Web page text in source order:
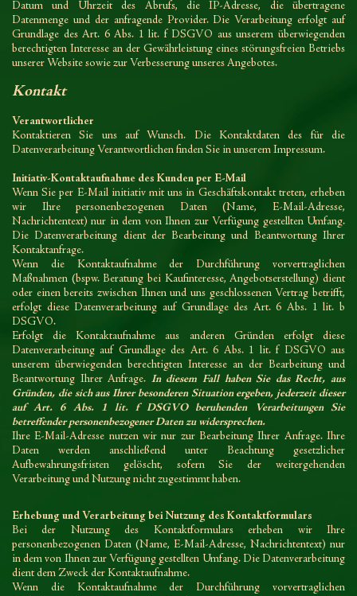
Datum und Uhrzeit des Abrufs, die IP-Adresse, die übertragene
Datenmenge und der anfragende Provider. Die Verarbeitung erfolgt auf
Grundlage des Art. 6 Abs. 1 lit. f DSGVO aus unserem überwiegenden
berechtigten Interesse an der Gewährleistung eines störungsfreien Betriebs
unserer Website sowie zur Verbesserung unseres Angebotes.
Kontakt
Verantwortlicher
Kontaktieren Sie uns auf Wunsch. Die Kontaktdaten des für die
Datenverarbeitung Verantwortlichen finden Sie in unserem Impressum.
Initiativ-Kontaktaufnahme des Kunden per E-Mail
Wenn Sie per E-Mail initiativ mit uns in Geschäftskontakt treten, erheben
wir Ihre personenbezogenen Daten (Name, E-Mail-Adresse,
Nachrichtentext) nur in dem von Ihnen zur Verfügung gestellten Umfang.
Die Datenverarbeitung dient der Bearbeitung und Beantwortung Ihrer
Kontaktanfrage.
Wenn die Kontaktaufnahme der Durchführung vorvertraglichen
Maßnahmen (bspw. Beratung bei Kaufinteresse, Angebotserstellung) dient
oder einen bereits zwischen Ihnen und uns geschlossenen Vertrag betrifft,
erfolgt diese Datenverarbeitung auf Grundlage des Art. 6 Abs. 1 lit. b
DSGVO.
Erfolgt die Kontaktaufnahme aus anderen Gründen erfolgt diese
Datenverarbeitung auf Grundlage des Art. 6 Abs. 1 lit. f DSGVO aus
unserem überwiegenden berechtigten Interesse an der Bearbeitung und
Beantwortung Ihrer Anfrage. In diesem Fall haben Sie das Recht, aus
Gründen, die sich aus Ihrer besonderen Situation ergeben, jederzeit dieser
auf Art. 6 Abs. 1 lit. f DSGVO beruhenden Verarbeitungen Sie
betreffender personenbezogener Daten zu widersprechen.
Ihre E-Mail-Adresse nutzen wir nur zur Bearbeitung Ihrer Anfrage. Ihre
Daten werden anschließend unter Beachtung gesetzlicher
Aufbewahrungsfristen gelöscht, sofern Sie der weitergehenden
Verarbeitung und Nutzung nicht zugestimmt haben.
Erhebung und Verarbeitung bei Nutzung des Kontaktformulars
Bei der Nutzung des Kontaktformulars erheben wir Ihre
personenbezogenen Daten (Name, E-Mail-Adresse, Nachrichtentext) nur
in dem von Ihnen zur Verfügung gestellten Umfang. Die Datenverarbeitung
dient dem Zweck der Kontaktaufnahme.
Wenn die Kontaktaufnahme der Durchführung vorvertraglichen